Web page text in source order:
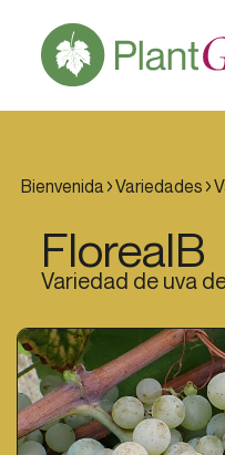
Bienvenida Variedades
FlorealB
Variedad de uva